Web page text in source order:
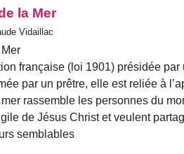
la Mer
Vidaillac
française (loi 1901) présidée
par un prêtre, elle est reliée à
rassemble les personnes du
de Jésus Christ et veulent
semblables